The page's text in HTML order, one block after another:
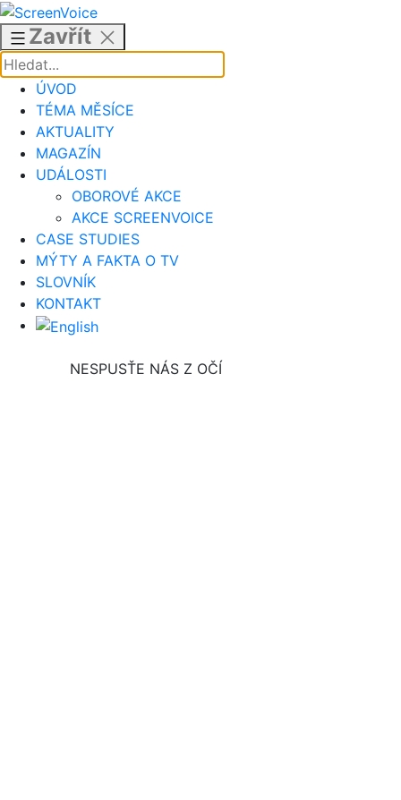
Přejít
obsahu
Zavřít
ÚVOD
TÉMA MĚSÍCE
AKTUALITY
MAGAZÍN
UDÁLOSTI
OBOROVÉ AKCE
AKCE SCREENVOICE
CASE STUDIES
MÝTY A FAKTA O TV
SLOVNÍK
KONTAKT
NESPUSŤE NÁS Z OČÍ